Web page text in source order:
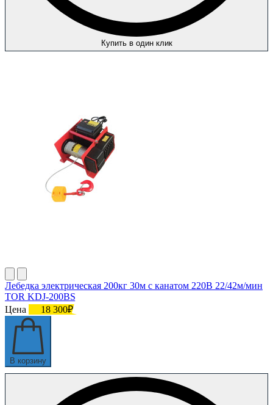
Купить в один клик
Лебедка электрическая 200кг 30м с канатом 220В 22/42м/мин
TOR KDJ-200BS
Цена
18 300₽
В корзину